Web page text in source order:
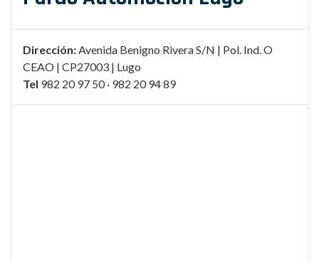
Dirección:Avenida Benigno Rivera S/N | Pol. Ind. O
CEAO | CP27003 | Lugo
Tel 982 20 97 50 · 982 20 94 89